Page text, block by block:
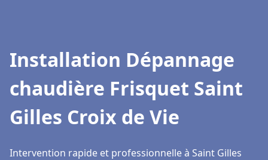
Installation Dépannage
chaudière Frisquet Saint
Gilles Croix de Vie
Intervention rapide et professionnelle à Saint Gilles